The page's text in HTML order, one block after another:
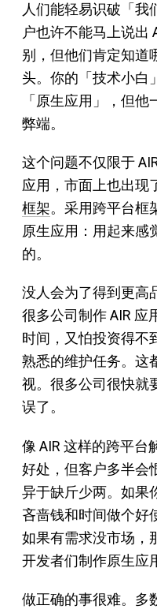
人们能轻易识破「我
户也许不能马上说出
别，但他们肯定知道
头。你的「技术小白
「原生应用」，但
弊端。
这个问题不仅限于
应用，市面上也出现
框架。采用跨平台框
原生应用：用起来感
的。
没人会为了得到更高
很多公司制作 AIR 应
时间，又怕投资得不
熟悉的维护任务。这
视。很多公司很快就
误了。
像 AIR 这样的跨平台
好处，但客户多半会
异于缺斤少两。如果
吝啬钱和时间做个好
如果有需求没市场，
开发者们制作原生应
做正确的事很难。多